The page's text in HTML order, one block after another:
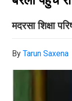
मदरसा शिक्षा
By Tarun Saxena